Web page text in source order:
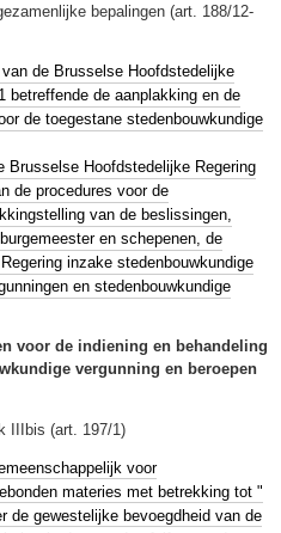
bepalingen (art. 188/12-
de Brusselse Hoofdstedelijke
betreffende de aanplakking en de
de toegestane stedenbouwkundige
Brusselse Hoofdstedelijke Regering
de procedures voor de
van de beslissingen,
en schepenen, de
inzake stedenbouwkundige
en stedenbouwkundige
voor de indiening en behandeling
vergunning en beroepen
IIIbis (art. 197/1)
voor
materies met betrekking tot "
de gewestelijke bevoegdheid van de